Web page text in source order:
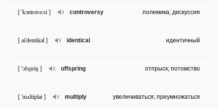
controversy
[ 'kɔntrəvə:si ] полемика; дискуссия
identical
[ ai'dentikəl ] идентичный
offspring
[ 'ɔfspriŋ ] отпрыск; потомство
multiply
[ 'mʌltiplai ] увеличиваться; преумножаться